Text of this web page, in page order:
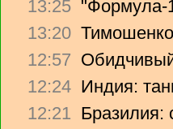
13:25 "Формула-
13:20
12:57
12:24 Индия:
12:21 Бразилия: